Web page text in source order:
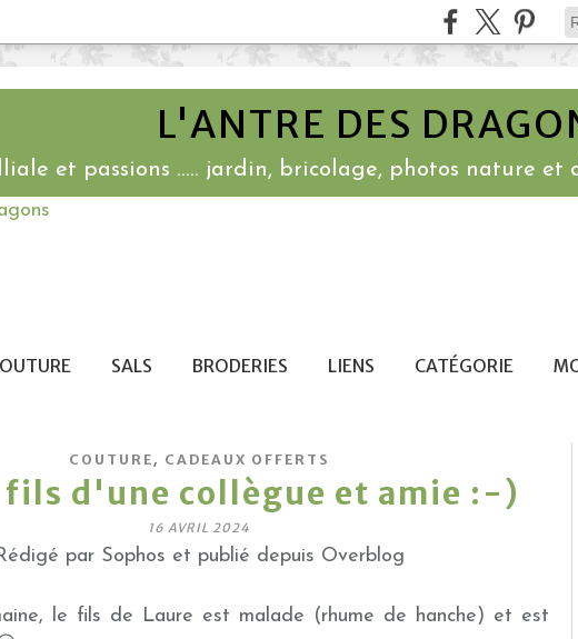
L'ANTRE DES
et passions ..... jardin, bricolage, photos nature et
SALS BRODERIES LIENS CATÉGORIE
COUTURE, CADEAUX OFFERTS
fils d'une collègue et amie :-)
16 AVRIL 2024
par Sophos et publié depuis Overblog
le fils de Laure est malade (rhume de hanche) et est